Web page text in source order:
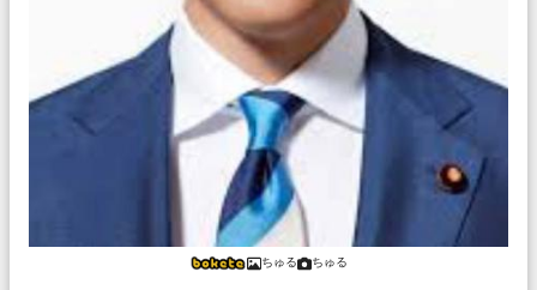
ちゅる ちゅる